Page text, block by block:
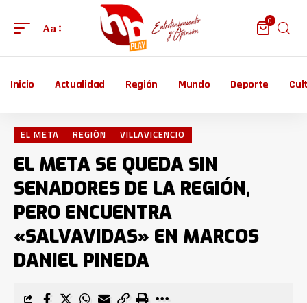
Aa
0
Inicio Actualidad Región Mundo Deporte
EL META REGIÓN VILLAVICENCIO
EL META SE QUEDA SIN
SENADORES DE LA REGIÓN,
PERO ENCUENTRA
«SALVAVIDAS» EN MARCOS
DANIEL PINEDA